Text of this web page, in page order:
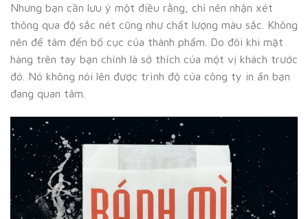
Nhưng bạn cần lưu ý một điều rằng, chỉ nên nhận xét
thông qua độ sắc nét cũng như chất lượng màu sắc. Không
nên để tâm đến bố cục của thành phẩm. Do đôi khi mặt
hàng trên tay bạn chính là sở thích của một vị khách trước
đó. Nó không nói lên được trình độ của công ty in ấn bạn
đang quan tâm.